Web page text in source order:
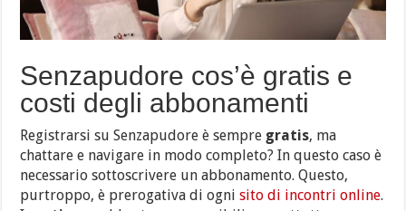
Senzapudore cos’è gratis e
costi degli abbonamenti
Registrarsi su Senzapudore è sempre gratis, ma
chattare e navigare in modo completo? In questo caso è
necessario sottoscrivere un abbonamento. Questo,
purtroppo, è prerogativa di ogni sito di incontri online.